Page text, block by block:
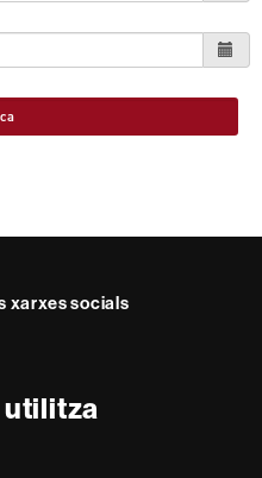
utilitza
xarxes socials
UAB
de l'excel·lència